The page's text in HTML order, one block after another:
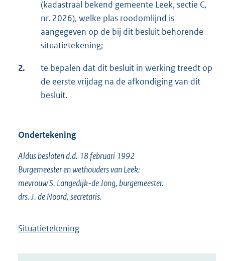
(kadastraal bekend gemeente Leek, sectie C,
nr. 2026), welke plas roodomlijnd is
aangegeven op de bij dit besluit behorende
situatietekening;
2.
te bepalen dat dit besluit in werking treedt op
de eerste vrijdag na de afkondiging van dit
besluit.
Ondertekening
Aldus besloten d.d. 18 februari 1992
Burgemeester en wethouders van Leek:
mevrouw S. Langedijk-de Jong, burgemeester.
drs. J. de Noord, secretaris.
Situatietekening